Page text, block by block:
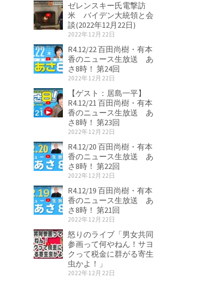
ゼレンスキー氏電撃訪
米 バイデン大統領と会
談(2022年12月22日)
2022年12月22日
R4.12/22 百田尚樹・有本
香のニュース生放送 あ
さ8時！ 第24回
2022年12月22日
【ゲスト：居島一平】
R4.12/21 百田尚樹・有本
香のニュース生放送 あ
さ8時！ 第23回
2022年12月22日
R4.12/20 百田尚樹・有本
香のニュース生放送 あ
さ8時！ 第22回
2022年12月22日
R4.12/19 百田尚樹・有本
香のニュース生放送 あ
さ8時！ 第21回
2022年12月22日
怒りのライブ「男女共同
参画って何やねん！サヨ
クって税金に群がる寄生
虫かよ！」
2022年12月22日